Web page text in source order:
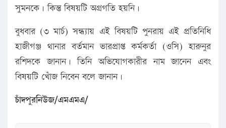
সুমনকে। কিন্তু বিষয়টি অগ্রগতি হয়নি।
বুধবার (৩ মার্চ) সন্ধ্যায় এই বিষয়টি পুনরায় এই প্রতিনিধি
হাজীগঞ্জ থানার বর্তমান ভারপ্রাপ্ত কর্মকর্তা (ওসি) হারুনুর
রশিদকে জানান। তিনি অভিযোগকারীর নাম জানেন এবং
বিষয়টি খোঁজ নিবেন বলে জানান।
চাঁদপুরনিউজ/এমএমএ/